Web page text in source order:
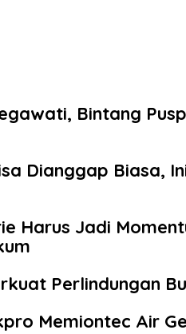
Bintang
Dianggap Biasa,
Harus Jadi
Perlindungan
Memiontec Air